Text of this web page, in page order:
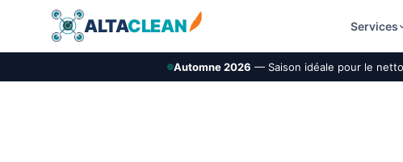
ALTACLEAN Services
Automne 2026 — Saison idéale pour le